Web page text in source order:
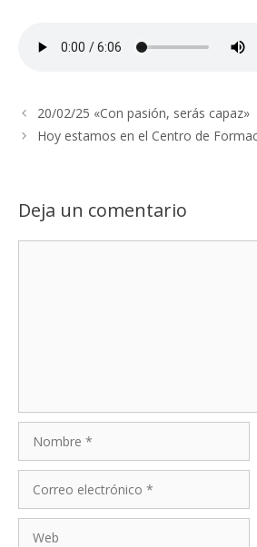
20/02/25 «Con pasión, serás capaz»
Hoy estamos en el Centro de
Deja un comentario
electrónico